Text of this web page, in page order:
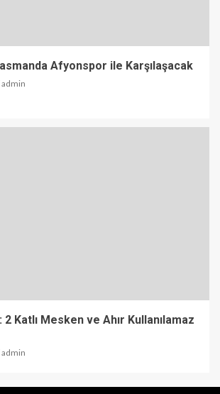
Afyonspor ile Karşılaşacak
admin
2 Katlı Mesken ve Ahır Kullanılamaz
admin